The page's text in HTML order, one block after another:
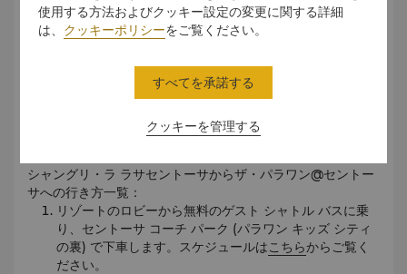
ブルー・クッチーナ・セントーサ
チャーミングな地中海の雰囲気を持つブルー・クッチーナ・
のレストランでは、美味しいシーフードを中心に、お料理に
ひとひねり効かせたメニューをお届けします。
シャングリ・ラ ラサセントーサからザ・パラワン@セントー
サへの行き方一覧：
リゾートのロビーから無料のゲスト シャトル バスに乗
り、セントーサ コーチ パーク (パラワン キッズ シティ
の裏) で下車します。スケジュールはこちらからご覧く
ださい。
使用する方法およびクッキー設定の変更に関する詳細
は、 クッキーポリシーをご覧ください。
クッキーを管理する
すべてを承諾する